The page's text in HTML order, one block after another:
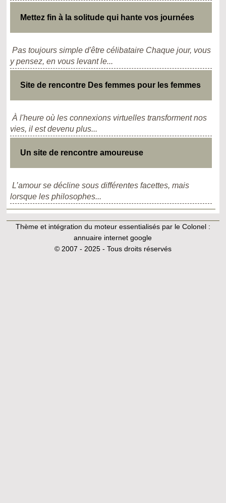
Mettez fin à la solitude qui hante vos journées
Pas toujours simple d'être célibataire Chaque jour, vous
y pensez, en vous levant le...
Site de rencontre Des femmes pour les femmes
À l'heure où les connexions virtuelles transforment nos
vies, il est devenu plus...
Un site de rencontre amoureuse
L’amour se décline sous différentes facettes, mais
lorsque les philosophes...
Thème et intégration du moteur essentialisés par le Colonel :
annuaire internet google
© 2007 - 2025 - Tous droits réservés